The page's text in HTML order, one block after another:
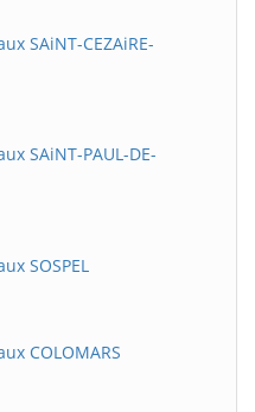
SAiNT-CEZAiRE-
SAiNT-PAUL-DE-
SOSPEL
COLOMARS